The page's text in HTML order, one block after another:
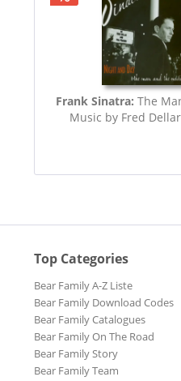
Frank Sinatra: The
Music by Fred
Top Categories
Bear Family A-Z Liste
Bear Family Download Codes
Bear Family Catalogues
Bear Family On The Road
Bear Family Story
Bear Family Team